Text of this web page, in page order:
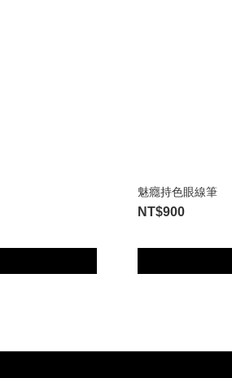
魅癮持色眼線筆
NT$900